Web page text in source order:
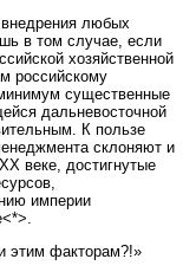
любых
в том случае, если
хозяйственной
российскому
существенные
дальневосточной
К пользе
склоняют и
веке, достигнутые
империи
этим факторам?!»